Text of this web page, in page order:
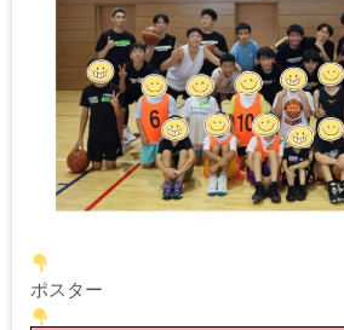
ポスター